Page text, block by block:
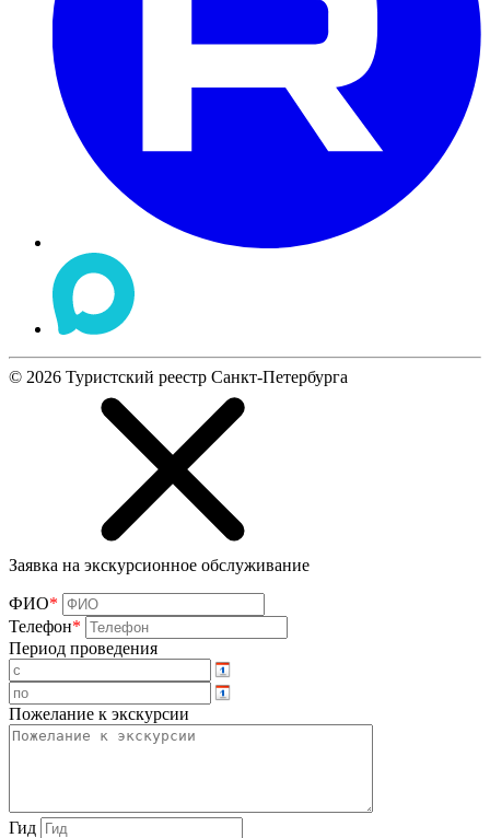
© 2026 Туристский реестр Санкт-Петербурга
Заявка на экскурсионное обслуживание
ФИО*
Телефон*
Период проведения
Пожелание к экскурсии
Гид